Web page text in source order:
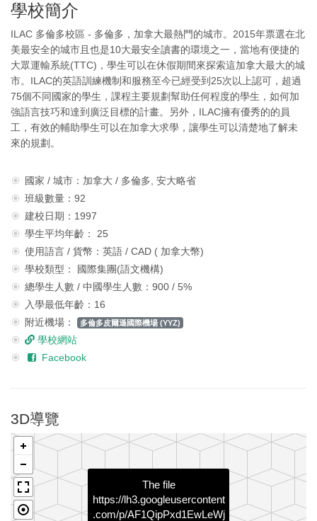
學校簡介
ILAC 多倫多校區 - 多倫多，加拿大最熱門的城市。2015年票選在北
美最安全的城市且也是10大最安全讀書的環境之一，當地有便捷的
大眾運輸系統(TTC)，學生可以在休假期間來探索這加拿大最大的城
市。ILAC的英語訓練機制和服務至今已經受到25次以上認可，超過
75個不同國家的學生，課程主要規劃幫助任何程度的學生，如何加
強語言技巧和達到廣泛目標的計畫。另外，ILAC擁有優秀的的員
工，有效的輔助學生可以在加拿大求學，讓學生可以清楚地了解未
來的規劃。
國家 / 城市：加拿大 / 多倫多, 安大略省
班級數量：92
建校日期：1997
學生平均年齡： 25
使用語言 / 貨幣：英語 / CAD ( 加拿大幣)
學校類型： 國際集團(語文機構)
總學生人數 / 中國學生人數：900 / 5%
入學最低年齡：16
附近機場：
多倫多皮爾遜國際機場 (YYZ)
學校網站
Facebook
3D導覽
The file
https://lh3.googleusercontent
.com/p/AF1QipPxd1EwLeWj